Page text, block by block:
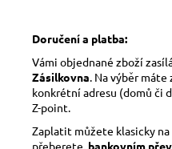
Doručení a platba:
Vámi objednané zboží
Zásilkovna . Na výběr
konkrétní adresu (domů či
Z-point.
Zaplatit můžete klasicky na
přeberete, bankovním